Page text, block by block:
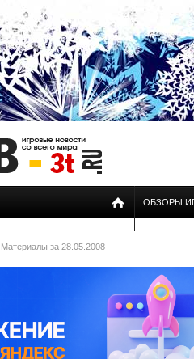
ОБЗОРЫ
за 28.05.2008